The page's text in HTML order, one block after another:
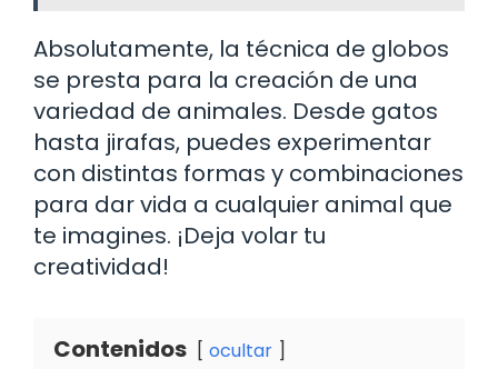
Absolutamente, la técnica de globos
se presta para la creación de una
variedad de animales. Desde gatos
hasta jirafas, puedes experimentar
con distintas formas y combinaciones
para dar vida a cualquier animal que
te imagines. ¡Deja volar tu
creatividad!
Contenidos ocultar